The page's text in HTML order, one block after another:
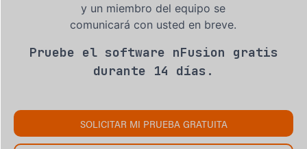
y un miembro del equipo se
comunicará con usted en breve.
Pruebe el software nFusion gratis
durante 14 días.
SOLICITAR MI PRUEBA GRATUITA